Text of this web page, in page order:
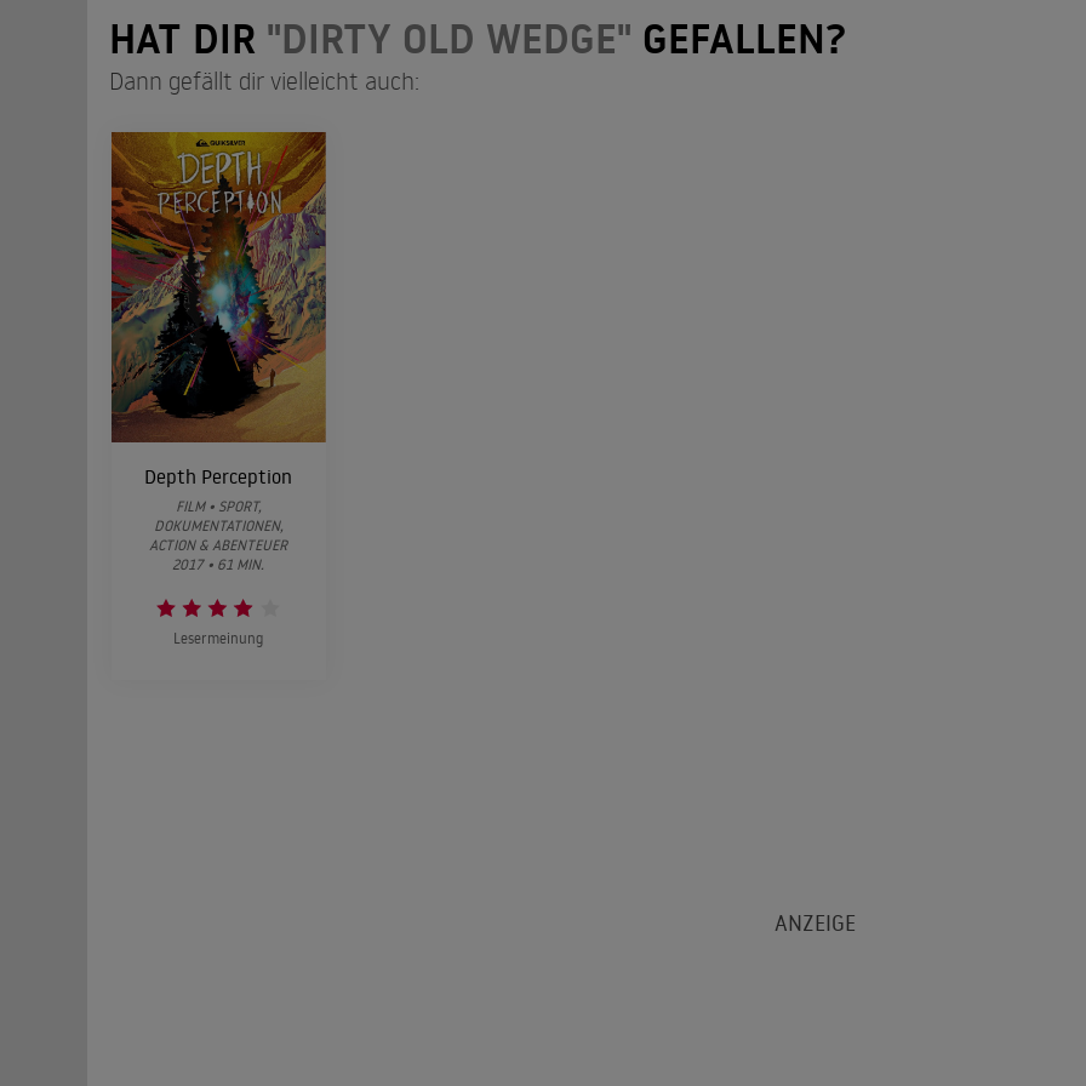
HAT DIR "DIRTY OLD WEDGE" GEFALLEN?
Dann gefällt dir vielleicht auch:
Depth Perception
FILM • SPORT,
DOKUMENTATIONEN,
ACTION & ABENTEUER
2017 • 61 MIN.
Lesermeinung